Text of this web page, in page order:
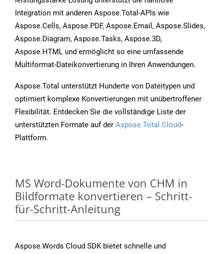
Integration mit anderen Aspose.Total-APIs wie
Aspose.Cells, Aspose.PDF, Aspose.Email, Aspose.Slides,
Aspose.Diagram, Aspose.Tasks, Aspose.3D,
Aspose.HTML und ermöglicht so eine umfassende
Multiformat-Dateikonvertierung in Ihren Anwendungen.
Aspose.Total unterstützt Hunderte von Dateitypen und
optimiert komplexe Konvertierungen mit unübertroffener
Flexibilität. Entdecken Sie die vollständige Liste der
unterstützten Formate auf der Aspose.Total Cloud-
Plattform.
MS Word-Dokumente von CHM in
Bildformate konvertieren – Schritt-
für-Schritt-Anleitung
Aspose.Words Cloud SDK bietet schnelle und